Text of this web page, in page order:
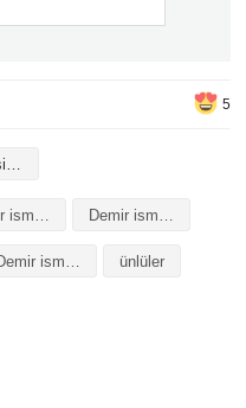
5
Türkçe İsimler
Demir isminin numerolojisi ünlüler